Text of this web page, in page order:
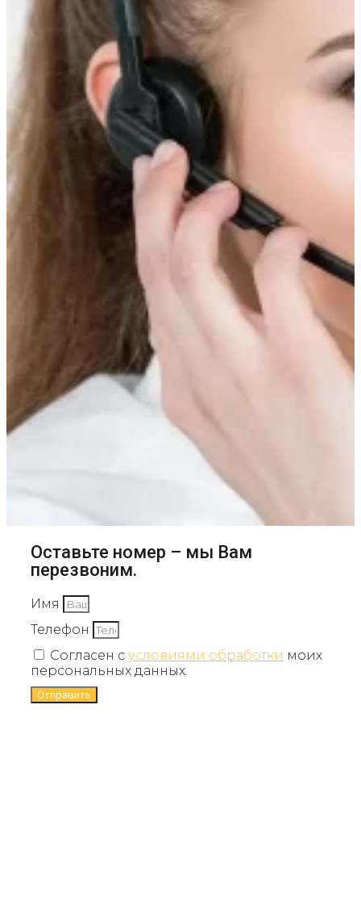
Оставьте номер – мы Вам
перезвоним.
Имя
Телефон
Согласен с условиями обработки моих
персональных данных.
Отправить